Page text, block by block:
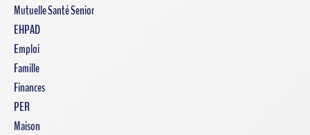
Mutuelle Santé Senior
EHPAD
Emploi
Famille
Finances
PER
Maison